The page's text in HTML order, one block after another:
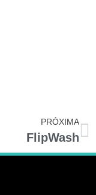
PRÓXIMA
FlipWash